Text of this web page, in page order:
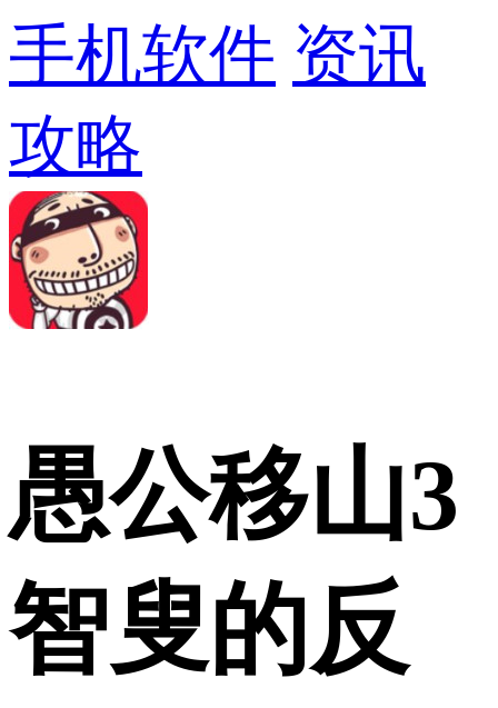
手机软件 资讯
攻略
愚公移山3
智叟的反